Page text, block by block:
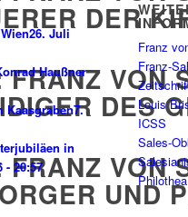
DER
FRANZ VON
DES
FRANZ VON
UND
26. Juli
Haußner
Kaasgraben7.
in
- 20:57
Franz
Franz-
Louis
ICSS
Sales-
Philothea